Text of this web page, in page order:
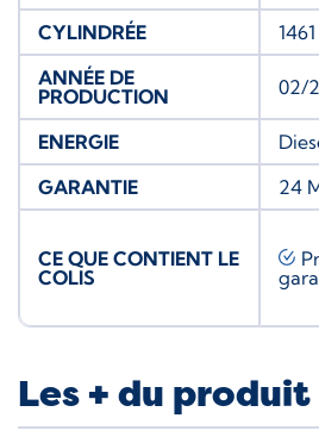
CYLINDRÉE
ANNÉE DE
PRODUCTION
02/
ENERGIE
GARANTIE
24
CE QUE CONTIENT LE
COLIS
Les + du produit